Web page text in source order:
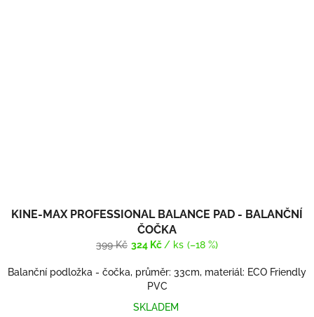
KINE-MAX PROFESSIONAL BALANCE PAD - BALANČNÍ
ČOČKA
399 Kč 324 Kč / ks (–18 %)
Balanční podložka - čočka, průměr: 33cm, materiál: ECO Friendly
PVC
SKLADEM